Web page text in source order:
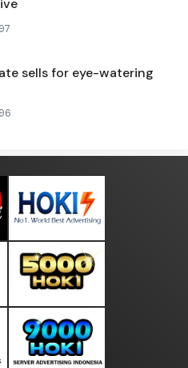
sells for eye-watering